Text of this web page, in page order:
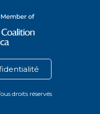
droits réservés